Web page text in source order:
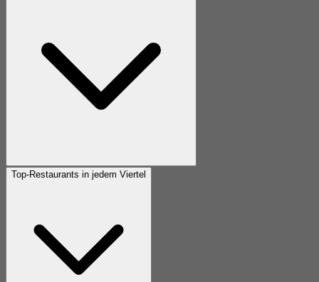
Top-Restaurants in jedem Viertel